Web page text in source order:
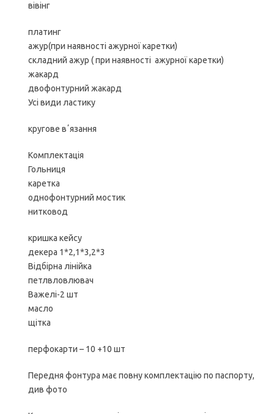
вівінг
платинг
ажур(при наявності ажурної каретки)
складний ажур ( при наявності ажурної каретки)
жакард
двофонтурний жакард
Усі види ластику
кругове вʼязання
Комплектація
Гольниця
каретка
однофонтурний мостик
нитковод
кришка кейсу
декера 1*2,1*3,2*3
Відбірна лінійка
петлвловлювач
Важелі-2 шт
масло
щітка
перфокарти – 10 +10 шт
Передня фонтура має повну комплектацію по паспорту,
див фото